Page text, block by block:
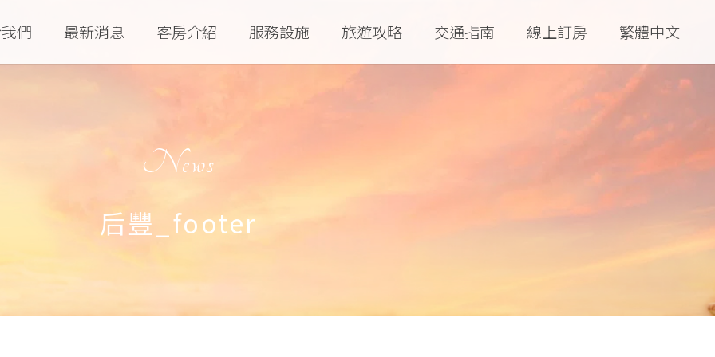
們 最新消息 客房介紹 服務設施 旅遊攻略 交通指南 線上訂房 繁體中文
News
后豐_footer